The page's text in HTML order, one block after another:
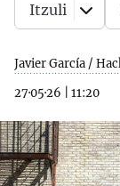
Javier García /
27·05·26
11:20
Itzuli